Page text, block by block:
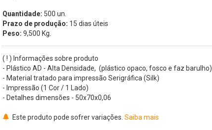
Quantidade: 500 un.
Prazo de produção: 15 dias úteis
Peso: 9,500 Kg.
( ! ) Informações sobre produto
- Plástico AD - Alta Densidade, (plástico opaco, fosco e faz barulho).
- Material tratado para impressão Serigráfica (Silk)
- Impressão (1 Cor / 1 Lado)
- Detalhes dimensões - 50x70x0,06
Este produto pode sofrer variações. Saiba mais